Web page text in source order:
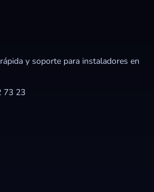
y soporte para instaladores en
73 23